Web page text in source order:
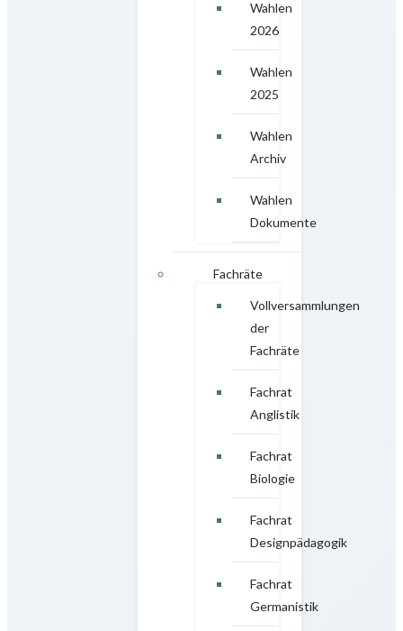
Wahlen
2026
Wahlen
2025
Wahlen
Archiv
Wahlen
Dokumente
Fachräte
Vollversammlungen
der
Fachräte
Fachrat
Anglistik
Fachrat
Biologie
Fachrat
Designpädagogik
Fachrat
Germanistik